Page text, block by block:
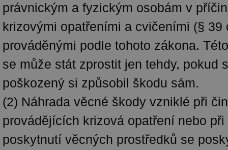
právnickým a fyzickým osobám v
krizovými opatřeními a cvičeními (§ 39
prováděnými podle tohoto zákona.
se může stát zprostit jen tehdy, pokud
poškozený si způsobil škodu sám.
(2) Náhrada věcné škody vzniklé při
provádějících krizová opatření nebo
poskytnutí věcných prostředků se